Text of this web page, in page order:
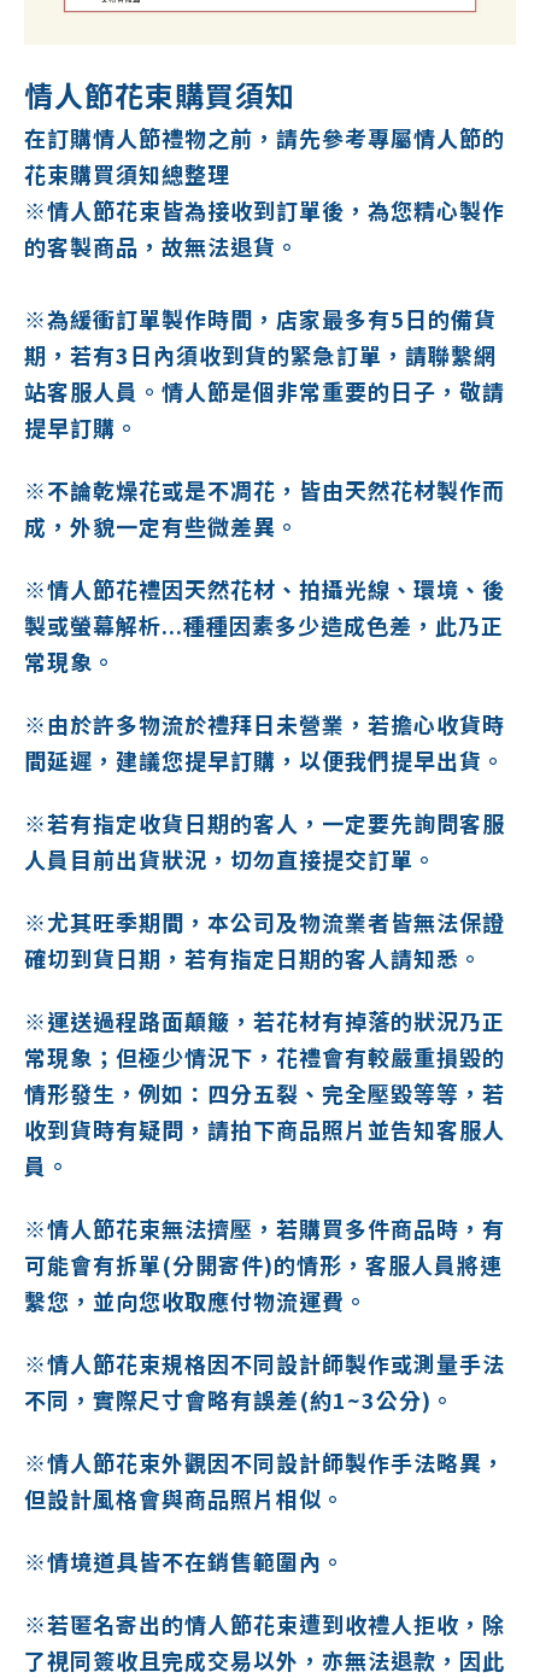
情人節花束購買須知
在訂購情人節禮物之前，請先參考專屬情人節的
花束購買須知總整理
※情人節花束皆為接收到訂單後，為您精心製作
的客製商品，故無法退貨。
※為緩衝訂單製作時間，店家最多有5日的備貨
期，若有3日內須收到貨的緊急訂單，請聯繫網
站客服人員。情人節是個非常重要的日子，敬請
提早訂購。
※不論乾燥花或是不凋花，皆由天然花材製作而
成，外貌一定有些微差異。
※情人節花禮因天然花材、拍攝光線、環境、後
製或螢幕解析...種種因素多少造成色差，此乃正
常現象。
※由於許多物流於禮拜日未營業，若擔心收貨時
間延遲，建議您提早訂購，以便我們提早出貨。
※若有指定收貨日期的客人，一定要先詢問客服
人員目前出貨狀況，切勿直接提交訂單。
※尤其旺季期間，本公司及物流業者皆無法保證
確切到貨日期，若有指定日期的客人請知悉。
※運送過程路面顛簸，若花材有掉落的狀況乃正
常現象 ；但極少情況下， 花禮會有較嚴重損毀的
情形發生，例如：四分五裂、完全壓毀等等，若
收到貨時有疑問，請拍下商品照片並告知客服人
員。
※情人節花束無法擠壓，若購買多件商品時，有
可能會有拆單(分開寄件)的情形，客服人員將連
繫您，並向您收取應付物流運費。
※情人節花束規格因不同設計師製作或測量手法
不同，實際尺寸會略有誤差(約1~3公分)。
※情人節花束外觀因不同設計師製作手法略異，
但設計風格會與商品照片相似。
※情境道具皆不在銷售範圍內。
※若匿名寄出的情人節花束遭到收禮人拒收，除
了視同簽收且完成交易以外，亦無法退款，因此